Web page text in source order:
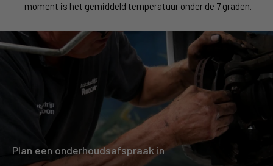
moment is het gemiddeld temperatuur onder de 7 graden.
Plan een onderhoudsafspraak in